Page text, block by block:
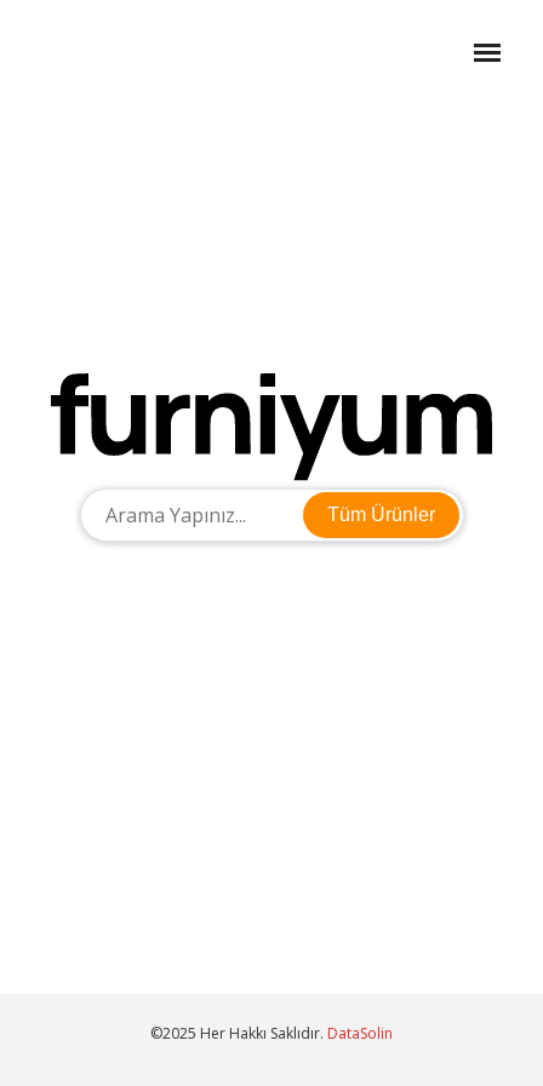
Tüm Ürünler
©2025 Her Hakkı Saklıdır. DataSolin